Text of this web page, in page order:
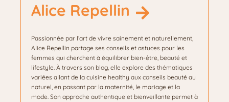
Alice Repellin
Passionnée par l’art de vivre sainement et naturellement,
Alice Repellin partage ses conseils et astuces pour les
femmes qui cherchent à équilibrer bien-être, beauté et
lifestyle. À travers son blog, elle explore des thématiques
variées allant de la cuisine healthy aux conseils beauté au
naturel, en passant par la maternité, le mariage et la
mode. Son approche authentique et bienveillante permet à